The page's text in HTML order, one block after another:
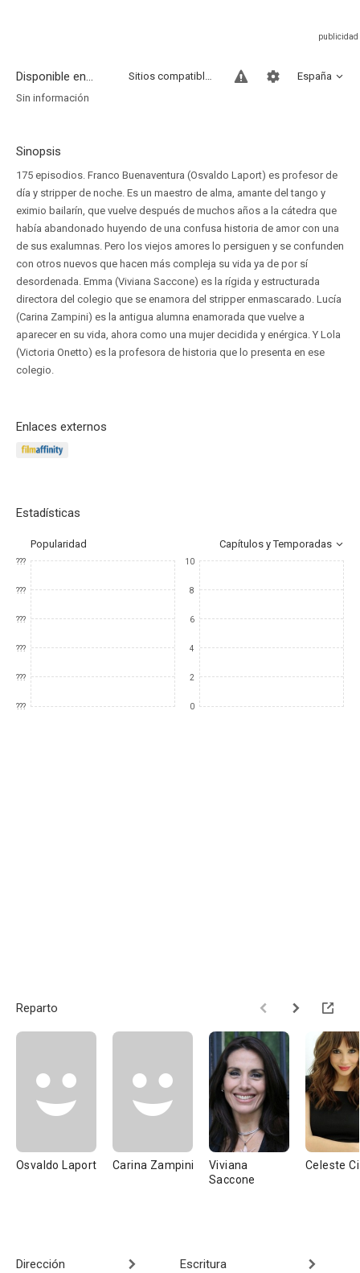
Disponible en... España
Sitios compatibles
Sin información
Sinopsis
175 episodios. Franco Buenaventura (Osvaldo Laport) es profesor de
día y stripper de noche. Es un maestro de alma, amante del tango y
eximio bailarín, que vuelve después de muchos años a la cátedra que
había abandonado huyendo de una confusa historia de amor con una
de sus exalumnas. Pero los viejos amores lo persiguen y se confunden
con otros nuevos que hacen más compleja su vida ya de por sí
desordenada. Emma (Viviana Saccone) es la rígida y estructurada
directora del colegio que se enamora del stripper enmascarado. Lucía
(Carina Zampini) es la antigua alumna enamorada que vuelve a
aparecer en su vida, ahora como una mujer decidida y enérgica. Y Lola
(Victoria Onetto) es la profesora de historia que lo presenta en ese
colegio.
Enlaces externos
Estadísticas
Popularidad Capítulos y Temporadas
???
???
???
???
???
???
10
8
6
4
2
0
Reparto
Osvaldo Laport Carina Zampini
Viviana
Saccone
Celeste
Dirección Escritura